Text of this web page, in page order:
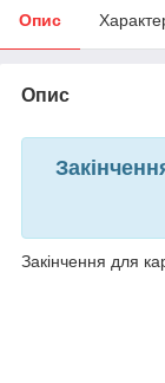
Опис
Опис
Закінчення для